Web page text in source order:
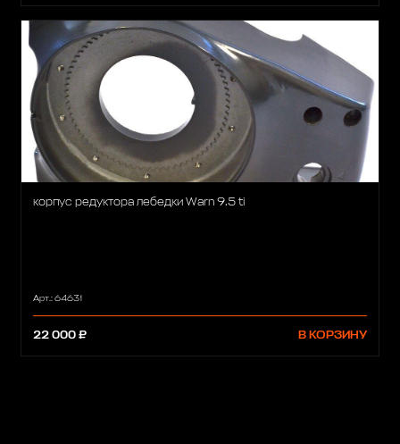
корпус редуктора лебедки Warn 9.5 ti
Арт.: 64631
22 000 ₽ В КОРЗИНУ